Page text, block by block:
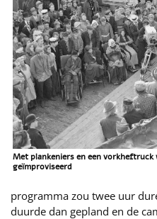
Met plankeniers en een
geïmproviseerd
programma zou twee uur
duurde dan gepland en de